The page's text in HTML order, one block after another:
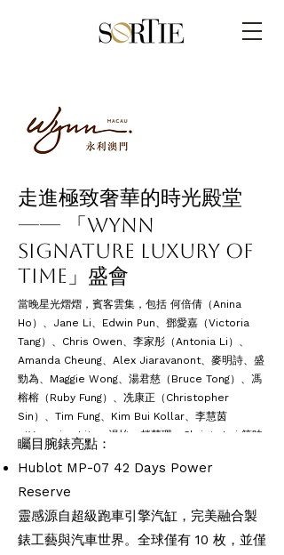
走進極致奢華的時光殿堂
—— 「Wynn
Signature Luxury of
Time」盛會
當晚星光熠熠，賓客雲集，包括 何倍倩（Anina
Ho）、Jane Li、Edwin Pun、鄧愛嘉（Victoria
Tang）、Chris Owen、李家彤（Antonia Li）、
Amanda Cheung、Alex Jiaravanont、麥明詩、盛
勁為、Maggie Wong、湯君慈（Bruce Tong）、馮
榕榕（Ruby Fung）、冼康正（Christopher
Sin）、Tim Fung、Kim Bui Kollar、李慧茵
（Veronica Li）、湯怡、趙慧珊、Christy Lai 等時
尚名流與社交界翹楚，共同見證製錶藝術的極致魅
力。
活動於 Palace Reserve Club 華麗舉行，賓客除欣
宴，將優雅、藝術與奇幻完美交織，締造一段難以忘
矚目腕錶亮點：
Hublot MP-07 42 Days Power
Reserve
靈感源自超級跑車引擎汽缸，完美融合製
錶工藝與汽車世界。全球僅有 10 枚，並僅